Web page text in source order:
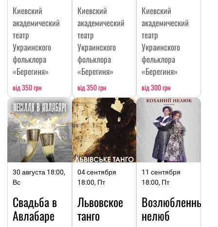
Киевский
академический
театр
Украинского
фольклора
«Берегиня»
від 350 грн
Киевский
академический
театр
Украинского
фольклора
«Берегиня»
від 350 грн
Киевский
академический
театр
Украинского
фольклора
«Берегиня»
від 300 грн
30 августа 18:00,
Вс
Свадьба в
Авлабаре
04 сентября
18:00, Пт
Львовское
танго
11 сентября
18:00, Пт
Возлюбленный
нелюб